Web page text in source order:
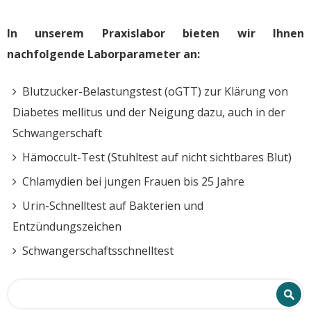
In unserem Praxislabor bieten wir Ihnen
nachfolgende Laborparameter an:
Blutzucker-Belastungstest (oGTT) zur Klärung von
Diabetes mellitus und der Neigung dazu, auch in der
Schwangerschaft
Hämoccult-Test (Stuhltest auf nicht sichtbares Blut)
Chlamydien bei jungen Frauen bis 25 Jahre
Urin-Schnelltest auf Bakterien und
Entzündungszeichen
Schwangerschaftsschnelltest